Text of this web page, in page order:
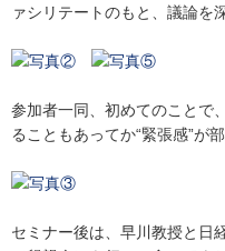
ァシリテートのもと、議論を
参加者一同、初めてのことで
ることもあってか“緊張感”が
セミナー後は、早川教授と日